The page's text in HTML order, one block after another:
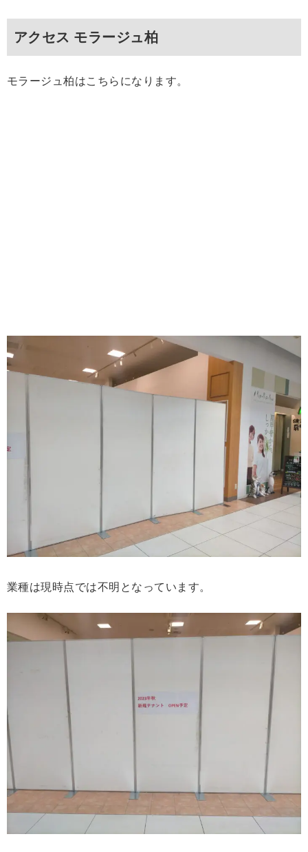
アクセス モラージュ柏
モラージュ柏はこちらになります。
業種は現時点では不明となっています。